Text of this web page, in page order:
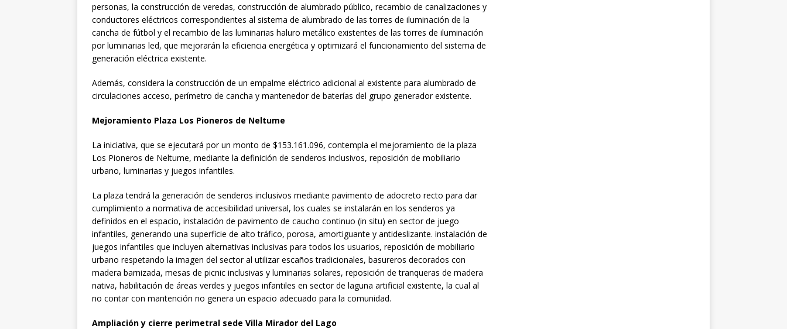
personas, la construcción de veredas, construcción de alumbrado público, recambio de canalizaciones y
conductores eléctricos correspondientes al sistema de alumbrado de las torres de iluminación de la
cancha de fútbol y el recambio de las luminarias haluro metálico existentes de las torres de iluminación
por luminarias led, que mejorarán la eficiencia energética y optimizará el funcionamiento del sistema de
generación eléctrica existente.
Además, considera la construcción de un empalme eléctrico adicional al existente para alumbrado de
circulaciones acceso, perímetro de cancha y mantenedor de baterías del grupo generador existente.
Mejoramiento Plaza Los Pioneros de Neltume
La iniciativa, que se ejecutará por un monto de $153.161.096, contempla el mejoramiento de la plaza
Los Pioneros de Neltume, mediante la definición de senderos inclusivos, reposición de mobiliario
urbano, luminarias y juegos infantiles.
La plaza tendrá la generación de senderos inclusivos mediante pavimento de adocreto recto para dar
cumplimiento a normativa de accesibilidad universal, los cuales se instalarán en los senderos ya
definidos en el espacio, instalación de pavimento de caucho continuo (in situ) en sector de juego
infantiles, generando una superficie de alto tráfico, porosa, amortiguante y antideslizante. instalación de
juegos infantiles que incluyen alternativas inclusivas para todos los usuarios, reposición de mobiliario
urbano respetando la imagen del sector al utilizar escaños tradicionales, basureros decorados con
madera barnizada, mesas de picnic inclusivas y luminarias solares, reposición de tranqueras de madera
nativa, habilitación de áreas verdes y juegos infantiles en sector de laguna artificial existente, la cual al
no contar con mantención no genera un espacio adecuado para la comunidad.
Ampliación y cierre perimetral sede Villa Mirador del Lago